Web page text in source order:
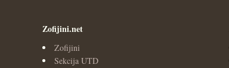
Zofijini.net
Zofijini
Sekcija UTD